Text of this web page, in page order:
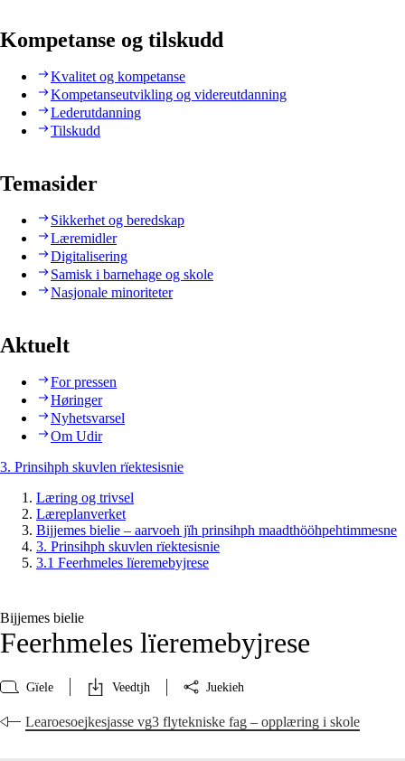
Kompetanse og tilskudd
Kvalitet og kompetanse
Kompetanseutvikling og videreutdanning
Lederutdanning
Tilskudd
Temasider
Sikkerhet og beredskap
Læremidler
Digitalisering
Samisk i barnehage og skole
Nasjonale minoriteter
Aktuelt
For pressen
Høringer
Nyhetsvarsel
Om Udir
3. Prinsihph skuvlen rïektesisnie
Læring og trivsel
Læreplanverket
Bijjemes bielie – aarvoeh jïh prinsihph maadthööhpehtimmesne
3. Prinsihph skuvlen rïektesisnie
3.1 Feerhmeles lïeremebyjrese
Bijjemes bielie
Feerhmeles lïeremebyjrese
Gïele Veedtjh Juekieh
Learoesoejkesjasse vg3 flytekniske fag – opplæring i skole